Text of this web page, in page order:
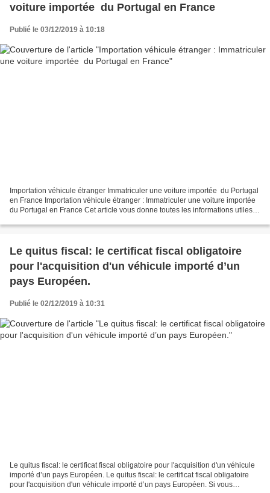
voiture importée du Portugal en France
Publié le 03/12/2019 à 10:18
Importation véhicule étranger Immatriculer une voiture importée du Portugal
en France Importation véhicule étranger : Immatriculer une voiture importée
du Portugal en France Cet article vous donne toutes les informations utiles
Le quitus fiscal: le certificat fiscal obligatoire
pour l'acquisition d'un véhicule importé d’un
pays Européen.
Publié le 02/12/2019 à 10:31
Le quitus fiscal: le certificat fiscal obligatoire pour l'acquisition d'un véhicule
importé d’un pays Européen. Le quitus fiscal: le certificat fiscal obligatoire
pour l'acquisition d'un véhicule importé d’un pays Européen. Si vous